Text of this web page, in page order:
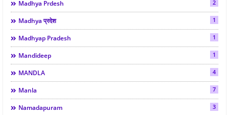
Madhya Prdesh 2
Madhya प्रदेश 1
Madhyap Pradesh 1
Mandideep 1
MANDLA 4
Manla 7
Namadapuram 3